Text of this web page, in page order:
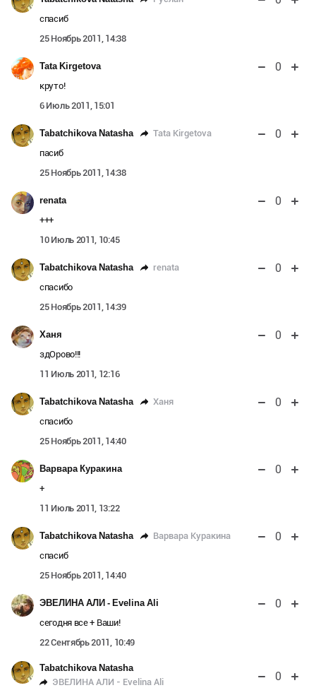
спасиб
25 Ноябрь 2011, 14:38
Tata Kirgetova 0
круто!
6 Июль 2011, 15:01
Tabatchikova Natasha Tata Kirgetova 0
пасиб
25 Ноябрь 2011, 14:38
renata 0
+++
10 Июль 2011, 10:45
Tabatchikova Natasha renata 0
спасибо
25 Ноябрь 2011, 14:39
Ханя 0
здОрово!!!
11 Июль 2011, 12:16
Tabatchikova Natasha Ханя 0
спасибо
25 Ноябрь 2011, 14:40
Варвара Куракина 0
+
11 Июль 2011, 13:22
Tabatchikova Natasha Варвара Куракина 0
спасиб
25 Ноябрь 2011, 14:40
ЭВЕЛИНА АЛИ - Evelina Ali 0
сегодня все + Ваши!
22 Сентябрь 2011, 10:49
Tabatchikova Natasha
ЭВЕЛИНА АЛИ - Evelina Ali
0